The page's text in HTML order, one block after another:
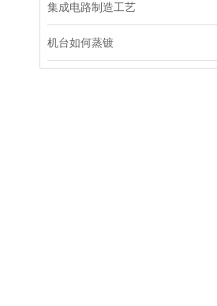
集成电路制造工艺
机台如何蒸镀